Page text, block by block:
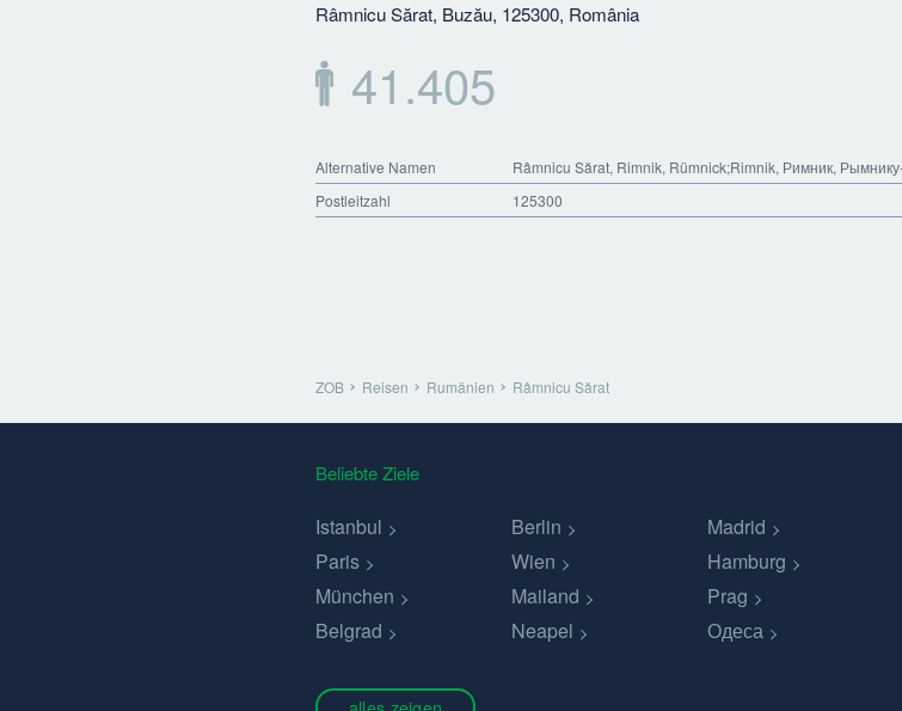
Râmnicu Sărat, Buzău, 125300, România
41.405
Alternative Namen
Postleitzahl
125300
ZOB Reisen Rumänien Râmnicu Sărat
Beliebte Ziele
Istanbul Berlin Madrid
Paris
Wien Hamburg
München
Mailand Prag
Belgrad
Neapel Одеса